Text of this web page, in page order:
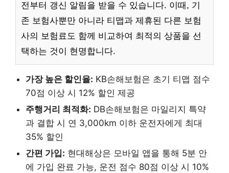
전부터 갱신 알림을 받을 수 있습니다. 이때, 기
존 보험사뿐만 아니라 티맵과 제휴된 다른 보험
사의 보험료도 함께 비교하여 최적의 상품을 선
택하는 것이 현명합니다.
가장 높은 할인율: KB손해보험은 초기 티맵 점수
70점 이상 시 12% 할인 제공
주행거리 최적화: DB손해보험은 마일리지 특약
과 결합 시 연 3,000km 이하 운전자에게 최대
35% 할인
간편 가입: 현대해상은 모바일 앱을 통해 5분 안
에 가입 완료 가능, 운전 점수 80점 이상 시 10%